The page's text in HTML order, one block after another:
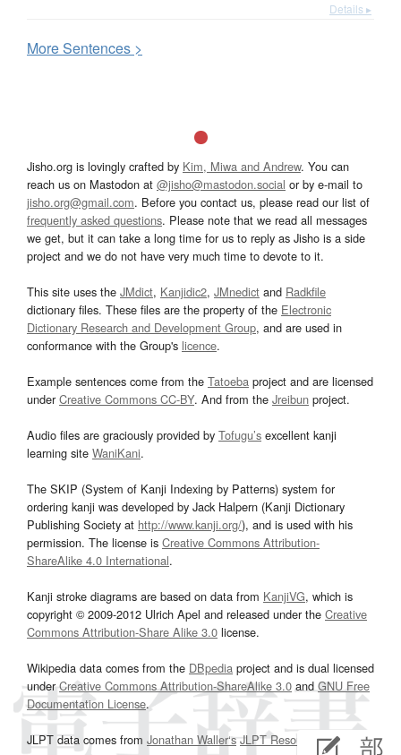
Details ▸
MoreSentences >
Jisho.org is lovingly crafted by Kim, Miwa and Andrew. You can
reach us on Mastodon at @jisho@mastodon.social or by e-mail to
jisho.org@gmail.com. Before you contact us, please read our list of
frequently asked questions. Please note that we read all messages
we get, but it can take a long time for us to reply as Jisho is a side
project and we do not have very much time to devote to it.
This site uses the JMdict, Kanjidic2, JMnedict and Radkfile
dictionary files. These files are the property of the Electronic
Dictionary Research and Development Group, and are used in
conformance with the Group's licence.
Example sentences come from the Tatoeba project and are licensed
underCreative Commons CC-BY. And from the Jreibun project.
Audio files are graciously provided by Tofugu’s excellent kanji
learning site WaniKani.
The SKIP (System of Kanji Indexing by Patterns) system for
ordering kanji was developed by Jack Halpern (Kanji Dictionary
Publishing Society at http://www.kanji.org/), and is used with his
permission. The license is Creative Commons Attribution-
ShareAlike 4.0 International.
Kanji stroke diagrams are based on data from KanjiVG, which is
copyright © 2009-2012 Ulrich Apel and released under the Creative
Commons Attribution-Share Alike 3.0 license.
Wikipedia data comes from the DBpedia project and is dual licensed
underCreative Commons Attribution-ShareAlike 3.0and GNU Free
Documentation License.
JLPT data comes from Jonathan Waller‘s JLPT Resourcespage.